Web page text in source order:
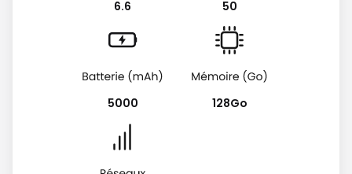
6.6 50
5000 128Go